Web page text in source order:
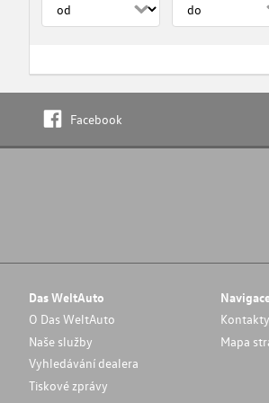
Facebook
Das WeltAuto
O Das WeltAuto
Naše služby
Vyhledávání dealera
Tiskové zprávy
Kontakty
Mapa